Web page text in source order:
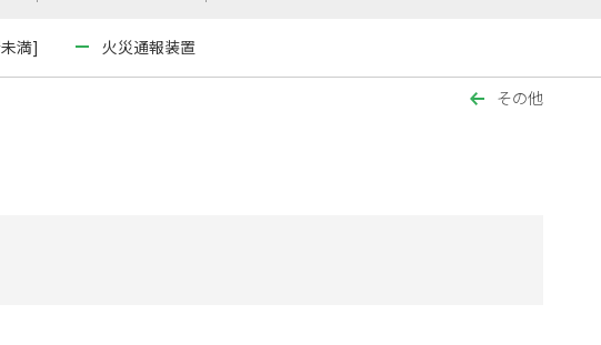
満] 火災通報装置
その他